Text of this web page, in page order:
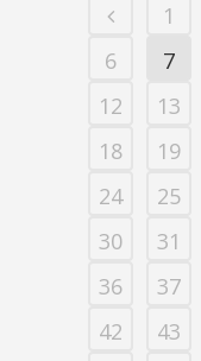
1
6
7
12
13
18
19
24
25
30
31
36
37
42
43